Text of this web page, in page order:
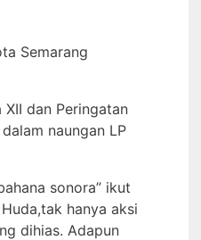
Semarang
dan Peringatan
naungan LP
sonora” ikut
hanya aksi
dihias. Adapun